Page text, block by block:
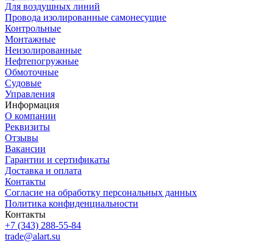
Для воздушных линий
Провода изолированные самонесущие
Контрольные
Монтажные
Неизолированные
Нефтепогружные
Обмоточные
Судовые
Управления
Информация
О компании
Реквизиты
Отзывы
Вакансии
Гарантии и сертификаты
Доставка и оплата
Контакты
Согласие на обработку персональных данных
Политика конфиденциальности
Контакты
+7 (343) 288-55-84
trade@alart.su